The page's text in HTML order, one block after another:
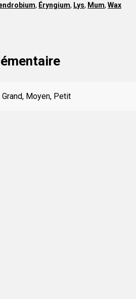
, Éryngium, Lys, Mum,Wax
Grand, Moyen, Petit